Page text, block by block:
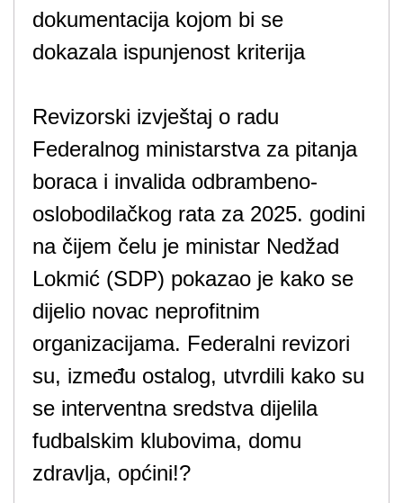
dokumentacija kojom bi se
dokazala ispunjenost kriterija
Revizorski izvještaj o radu
Federalnog ministarstva za pitanja
boraca i invalida odbrambeno-
oslobodilačkog rata za 2025. godini
na čijem čelu je ministar Nedžad
Lokmić (SDP) pokazao je kako se
dijelio novac neprofitnim
organizacijama. Federalni revizori
su, između ostalog, utvrdili kako su
se interventna sredstva dijelila
fudbalskim klubovima, domu
zdravlja, općini!?